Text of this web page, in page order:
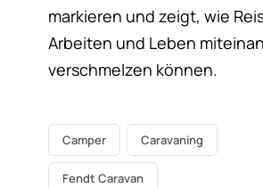
markieren und zeigt, wie
Arbeiten und Leben
verschmelzen können.
Camper Caravaning
Fendt Caravan